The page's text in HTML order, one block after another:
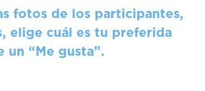
fotos de los participantes,
elige cuál es tu preferida
un “Me gusta”.